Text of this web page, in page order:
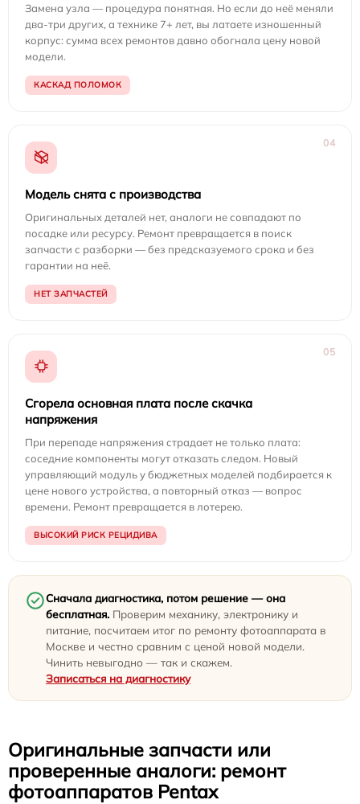
Замена узла — процедура понятная. Но если до неё меняли
два-три других, а технике 7+ лет, вы латаете изношенный
корпус: сумма всех ремонтов давно обогнала цену новой
модели.
КАСКАД ПОЛОМОК
04
Модель снята с производства
Оригинальных деталей нет, аналоги не совпадают по
посадке или ресурсу. Ремонт превращается в поиск
запчасти с разборки — без предсказуемого срока и без
гарантии на неё.
НЕТ ЗАПЧАСТЕЙ
05
Сгорела основная плата после скачка
напряжения
При перепаде напряжения страдает не только плата:
соседние компоненты могут отказать следом. Новый
управляющий модуль у бюджетных моделей подбирается к
цене нового устройства, а повторный отказ — вопрос
времени. Ремонт превращается в лотерею.
ВЫСОКИЙ РИСК РЕЦИДИВА
Сначала диагностика, потом решение — она
бесплатная. Проверим механику, электронику и
питание, посчитаем итог по ремонту фотоаппарата в
Москве и честно сравним с ценой новой модели.
Чинить невыгодно — так и скажем.
Записаться на диагностику
Оригинальные запчасти или
проверенные аналоги: ремонт
фотоаппаратов Pentax